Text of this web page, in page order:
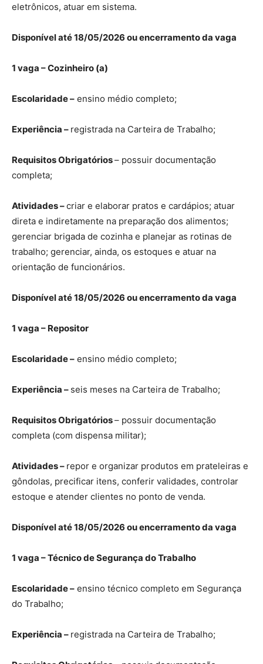
eletrônicos, atuar em sistema.
Disponível até 18/05/2026 ou encerramento da vaga
1 vaga – Cozinheiro (a)
Escolaridade – ensino médio completo;
Experiência – registrada na Carteira de Trabalho;
Requisitos Obrigatórios– possuir documentação
completa;
Atividades –criar e elaborar pratos e cardápios; atuar
direta e indiretamente na preparação dos alimentos;
gerenciar brigada de cozinha e planejar as rotinas de
trabalho; gerenciar, ainda, os estoques e atuar na
orientação de funcionários.
Disponível até 18/05/2026 ou encerramento da vaga
1 vaga – Repositor
Escolaridade – ensino médio completo;
Experiência – seis meses na Carteira de Trabalho;
Requisitos Obrigatórios– possuir documentação
completa (com dispensa militar);
Atividades – repor e organizar produtos em prateleiras e
gôndolas, precificar itens, conferir validades, controlar
estoque e atender clientes no ponto de venda.
Disponível até 18/05/2026 ou encerramento da vaga
1 vaga – Técnico de Segurança do Trabalho
Escolaridade – ensino técnico completo em Segurança
do Trabalho;
Experiência – registrada na Carteira de Trabalho;